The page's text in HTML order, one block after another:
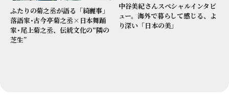
ふたりの菊之丞が語る「綺麗事」
落語家･古今亭菊之丞×日本舞踊
家･尾上菊之丞、伝統文化の“隣の
芝生”
中谷美紀さんスペシャルインタビ
ュー。海外で暮らして感じる、よ
り深い「日本の美」